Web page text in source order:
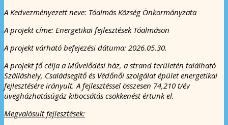
A Kedvezményezett neve: Tóalmás Község Önkormányzata
A projekt címe: Energetikai fejlesztések Tóalmáson
A projekt várható befejezési dátuma: 2026.05.30.
A projekt fő célja a Művelődési ház, a strand területén található
Szálláshely, Családsegítő és Védőnői szolgálat épület energetikai
fejlesztésére irányult. A fejlesztéssel összesen 74,210 t/év
üvegházhatásúgáz kibocsátás csökkenést értünk el.
Megvalósult fejlesztések: